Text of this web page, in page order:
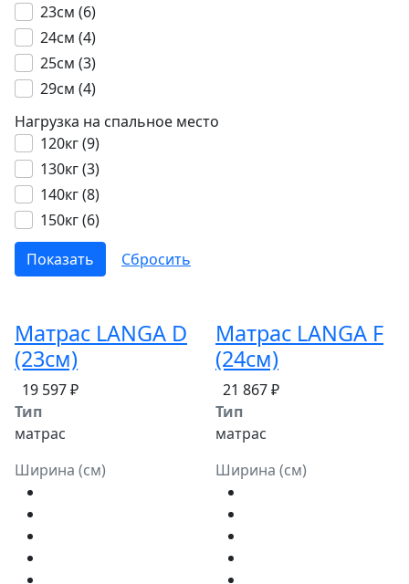
23см (6)
24см (4)
25см (3)
29см (4)
Нагрузка на спальное место
120кг (9)
130кг (3)
140кг (8)
150кг (6)
Матрас LANGA D
(23см)
19 597 ₽
Тип
матрас
Ширина (см)
Матрас LANGA F
(24см)
21 867 ₽
Тип
матрас
Ширина (см)